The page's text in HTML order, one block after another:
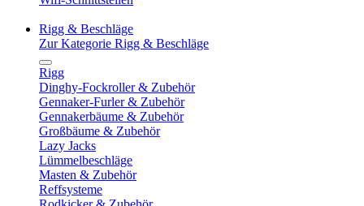
Rigg & Beschläge
Zur Kategorie Rigg & Beschläge
Rigg
Dinghy-Fockroller & Zubehör
Gennaker-Furler & Zubehör
Gennakerbäume & Zubehör
Großbäume & Zubehör
Lazy Jacks
Lümmelbeschläge
Masten & Zubehör
Reffsysteme